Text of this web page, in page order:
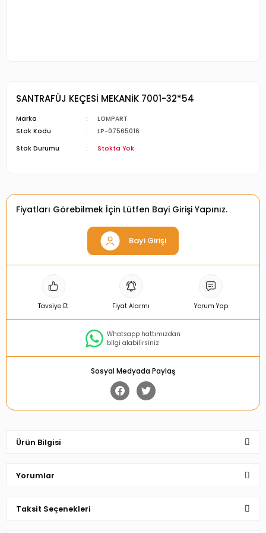
SANTRAFÜJ KEÇESİ MEKANİK 7001-32*54
Marka
LOMPART
Stok Kodu
LP-07565016
Stok Durumu
Stokta Yok
Fiyatları Görebilmek İçin Lütfen Bayi Girişi Yapınız.
Bayi Girişi
Tavsiye Et Fiyat Alarmı Yorum Yap
Whatsapp hattımızdan
bilgi alabilirsiniz
Sosyal Medyada Paylaş
Ürün Bilgisi
Yorumlar
Taksit Seçenekleri